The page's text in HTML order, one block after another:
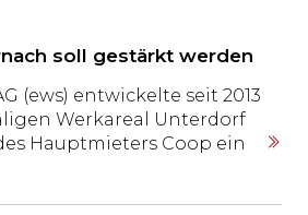
soll gestärkt werden
(ews) entwickelte seit 2013
Werkareal Unterdorf
Hauptmieters Coop ein
investiert als neue